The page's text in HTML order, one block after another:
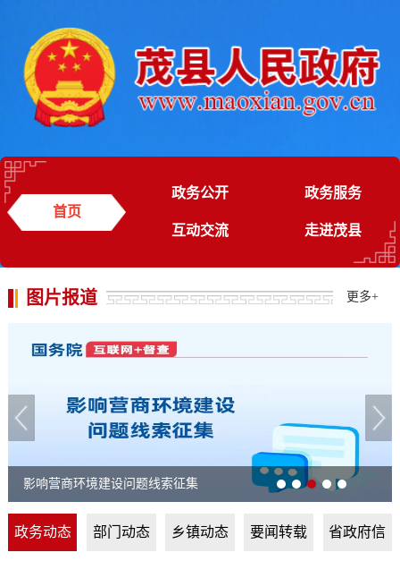
首页
政务公开 政务服务
互动交流 走进茂县
图片报道 更多+
影响营商环境建设问题线索征集
政务动态 部门动态 乡镇动态 要闻转载 省政府信